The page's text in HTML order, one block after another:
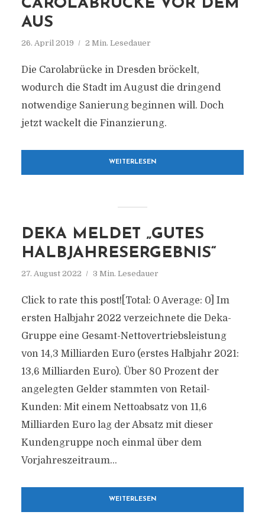
CAROLABRÜCKE VOR DEM
AUS
26. April 2019 2 Min. Lesedauer
Die Carolabrücke in Dresden bröckelt,
wodurch die Stadt im August die dringend
notwendige Sanierung beginnen will. Doch
jetzt wackelt die Finanzierung.
WEITERLESEN
DEKA MELDET „GUTES
HALBJAHRESERGEBNIS“
27. August 2022 3 Min. Lesedauer
Click to rate this post![Total: 0 Average: 0] Im
ersten Halbjahr 2022 verzeichnete die Deka-
Gruppe eine Gesamt-Nettovertriebsleistung
von 14,3 Milliarden Euro (erstes Halbjahr 2021:
13,6 Milliarden Euro). Über 80 Prozent der
angelegten Gelder stammten von Retail-
Kunden: Mit einem Nettoabsatz von 11,6
Milliarden Euro lag der Absatz mit dieser
Kundengruppe noch einmal über dem
Vorjahreszeitraum...
WEITERLESEN